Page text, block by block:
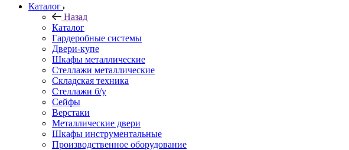
Каталог
Назад
Каталог
Гардеробные системы
Двери-купе
Шкафы металлические
Стеллажи металлические
Складская техника
Стеллажи б/у
Сейфы
Верстаки
Металлические двери
Шкафы инструментальные
Производственное оборудование